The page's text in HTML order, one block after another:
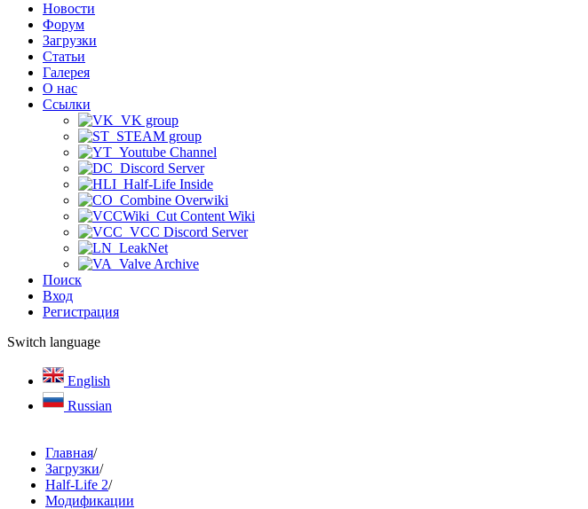
Новости
Форум
Загрузки
Статьи
Галерея
О нас
Ссылки
VK group
STEAM group
Youtube Channel
Discord Server
Half-Life Inside
Combine Overwiki
Cut Content Wiki
VCC Discord Server
LeakNet
Valve Archive
Поиск
Вход
Регистрация
Switch language
English
Russian
Главная/
Загрузки/
Half-Life 2/
Модификации